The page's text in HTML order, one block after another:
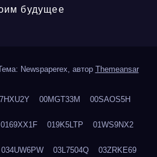
будущее
Newspaperex, автор Themeansar
00MGT33M 00SAOS5H
0169XX1F 019K5LTP 01WS9NX2
034UW6PW 03L7504Q 03ZRKE69